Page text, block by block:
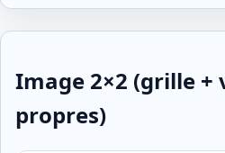
Image 2×2 (grille +
propres)